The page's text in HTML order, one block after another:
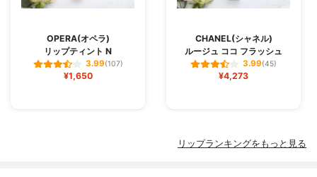
OPERA(オペラ)
リップティント N
3.99(107)
¥1,650
CHANEL(シャネル)
ルージュ ココ フラッシュ
3.99(45)
¥4,273
リップランキングをもっと見る